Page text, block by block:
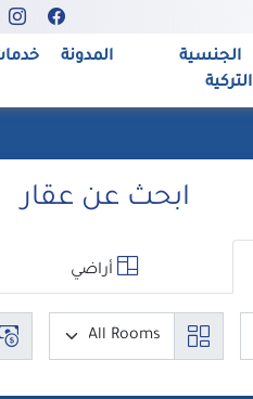
الجنسية
التركية
المدونة
ابحث عن عقار
أراضي
عدد الغرف